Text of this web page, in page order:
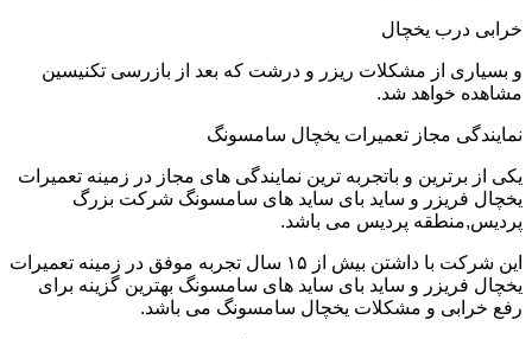
خرابی درب یخچال
و بسیاری از مشکلات ریزر و درشت که بعد از بازرسی تکنیسین
مشاهده خواهد شد.
نمایندگی مجاز تعمیرات یخچال سامسونگ
یکی از برترین و باتجربه ترین نمایندگی های مجاز در زمینه تعمیرات
یخچال فریزر و ساید بای ساید های سامسونگ شرکت بزرگ
پردیس,منطقه پردیس می باشد.
این شرکت با داشتن بیش از ۱۵ سال تجربه موفق در زمینه تعمیرات
یخچال فریزر و ساید بای ساید های سامسونگ بهترین گزینه برای
رفع خرابی و مشکلات یخچال سامسونگ می باشد.